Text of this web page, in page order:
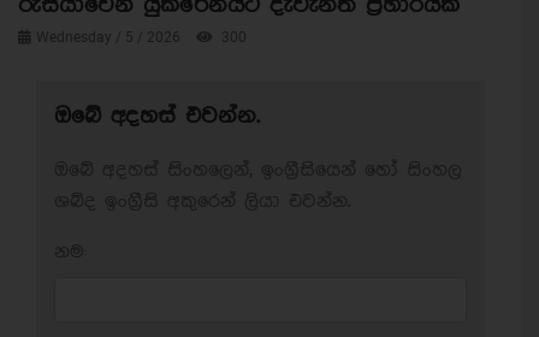
රුසියාවෙන් යුක්රේනයට දැවැන්ත ප්‍රහාරයක්
Wednesday / 5 / 2026 300
ඔබේ අදහස් එවන්න.